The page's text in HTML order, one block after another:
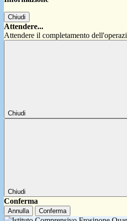
Chiudi
Attendere...
Attendere il completamento
Chiudi
Chiudi
Conferma
Annulla Conferma